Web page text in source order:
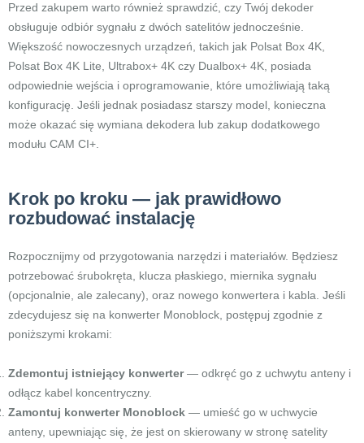
Przed zakupem warto również sprawdzić, czy Twój dekoder
obsługuje odbiór sygnału z dwóch satelitów jednocześnie.
Większość nowoczesnych urządzeń, takich jak Polsat Box 4K,
Polsat Box 4K Lite, Ultrabox+ 4K czy Dualbox+ 4K, posiada
odpowiednie wejścia i oprogramowanie, które umożliwiają taką
konfigurację. Jeśli jednak posiadasz starszy model, konieczna
może okazać się wymiana dekodera lub zakup dodatkowego
modułu CAM CI+.
Krok po kroku — jak prawidłowo
rozbudować instalację
Rozpocznijmy od przygotowania narzędzi i materiałów. Będziesz
potrzebować śrubokręta, klucza płaskiego, miernika sygnału
(opcjonalnie, ale zalecany), oraz nowego konwertera i kabla. Jeśli
zdecydujesz się na konwerter Monoblock, postępuj zgodnie z
poniższymi krokami:
Zdemontuj istniejący konwerter— odkręć go z uchwytu anteny i
odłącz kabel koncentryczny.
Zamontuj konwerter Monoblock — umieść go w uchwycie
anteny, upewniając się, że jest on skierowany w stronę satelity